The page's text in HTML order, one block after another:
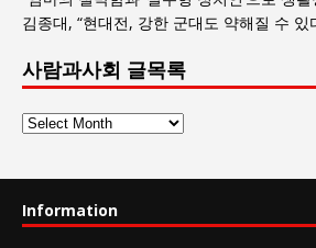
김종대, “현대전, 강한 군대도 약해질 수 있
사람과사회 글목록
사
회
Information